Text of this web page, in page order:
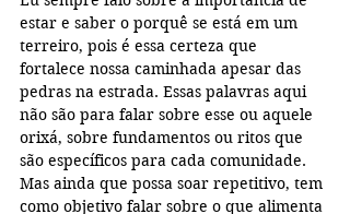
estar e saber o porquê se está em um
terreiro, pois é essa certeza que
fortalece nossa caminhada apesar das
pedras na estrada. Essas palavras aqui
não são para falar sobre esse ou aquele
orixá, sobre fundamentos ou ritos que
são específicos para cada comunidade.
Mas ainda que possa soar repetitivo, tem
como objetivo falar sobre o que alimenta